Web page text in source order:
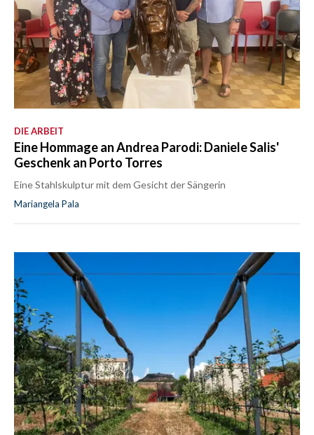
DIE ARBEIT
Eine Hommage an Andrea Parodi: Daniele Salis'
Geschenk an Porto Torres
Eine Stahlskulptur mit dem Gesicht der Sängerin
Mariangela Pala